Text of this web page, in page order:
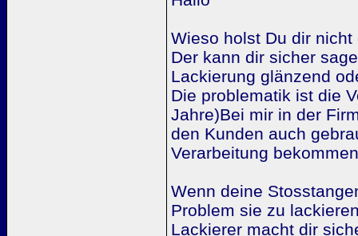
Wieso holst Du dir
Der kann dir sicher
Lackierung glänzend
Die problematik ist die
Jahre)Bei mir in der
den Kunden auch
Verarbeitung
Wenn deine
Problem sie zu
Lackierer macht dir